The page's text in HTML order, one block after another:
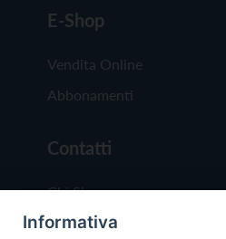
E-Shop
Vendita Online
Abbonamenti
Contatti
Chi Siamo
Redazione
Informativa